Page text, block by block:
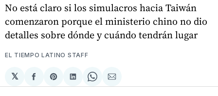
No está claro si los simulacros hacia Taiwán
comenzaron porque el ministerio chino no dio
detalles sobre dónde y cuándo tendrán lugar
EL TIEMPO LATINO STAFF
𝕏
Compartir
en
Share
on
Compartir
en
Share
on
Compartir
via